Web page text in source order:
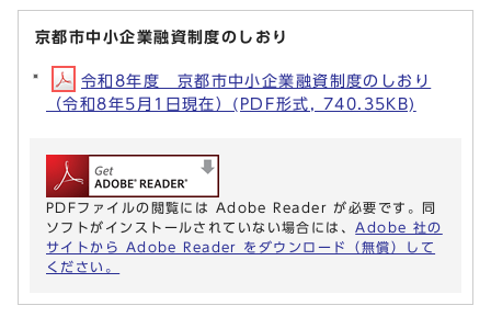
京都市中小企業融資制度のしおり
令和8年度 京都市中小企業融資制度のしおり
（令和8年5月1日現在）(PDF形式, 740.35KB)
PDFファイルの閲覧には Adobe Reader が必要です。同
ソフトがインストールされていない場合には、 Adobe 社の
サイトから Adobe Reader をダウンロード（無償）して
ください。